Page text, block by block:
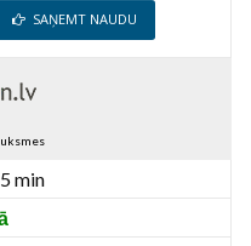
SAŅEMT NAUDU
min